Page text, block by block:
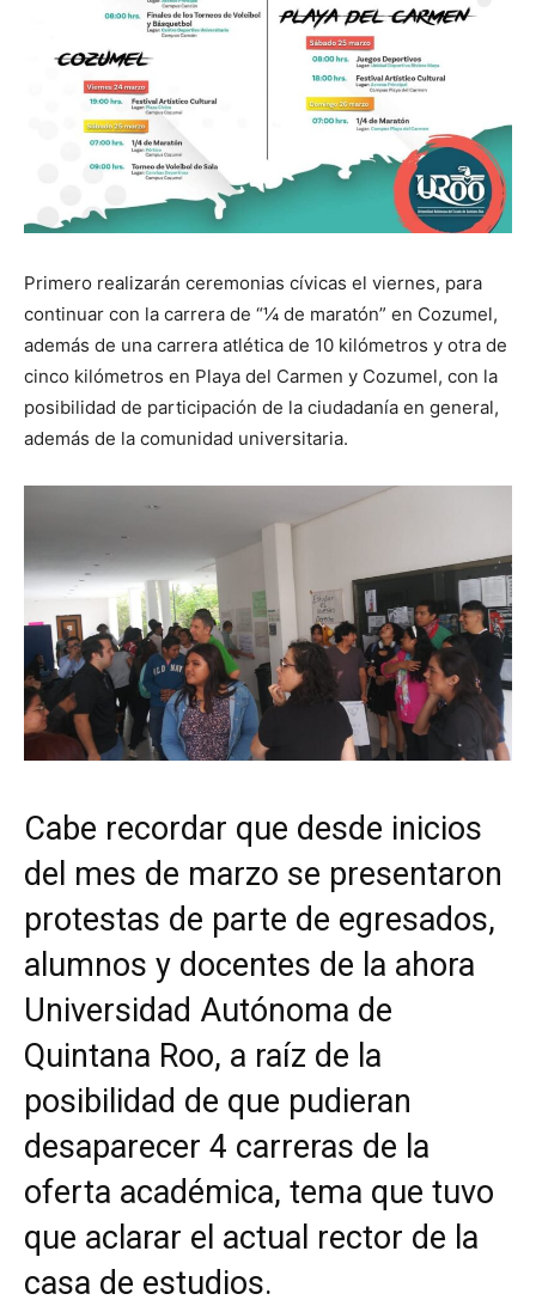
Primero realizarán ceremonias cívicas el viernes, para
continuar con la carrera de “¼ de maratón” en Cozumel,
además de una carrera atlética de 10 kilómetros y otra de
cinco kilómetros en Playa del Carmen y Cozumel, con la
posibilidad de participación de la ciudadanía en general,
además de la comunidad universitaria.
Cabe recordar que desde inicios
del mes de marzo se presentaron
protestas de parte de egresados,
alumnos y docentes de la ahora
Universidad Autónoma de
Quintana Roo, a raíz de la
posibilidad de que pudieran
desaparecer 4 carreras de la
oferta académica, tema que tuvo
que aclarar el actual rector de la
casa de estudios.